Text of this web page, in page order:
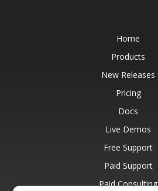
Home
Products
New Releases
Pricing
Docs
Live Demos
Free Support
Paid Support
Paid Consulting